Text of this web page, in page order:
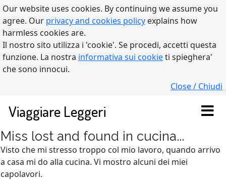
Our website uses cookies. By continuing we assume you
agree. Our privacy and cookies policy explains how
harmless cookies are.
Il nostro sito utilizza i 'cookie'. Se procedi, accetti questa
funzione. La nostra informativa sui cookieti spieghera'
che sono innocui.
Close / Chiudi
Viaggiare Leggeri
Miss lost and found in cucina...
Visto che mi stresso troppo col mio lavoro, quando arrivo
a casa mi do alla cucina. Vi mostro alcuni dei miei
capolavori.